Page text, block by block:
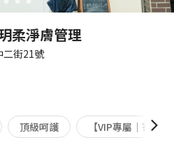
柔淨膚管理
二街21號
頂級呵護 【VIP專屬｜寄存